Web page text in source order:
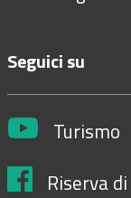
Seguici su
Turismo
Riserva